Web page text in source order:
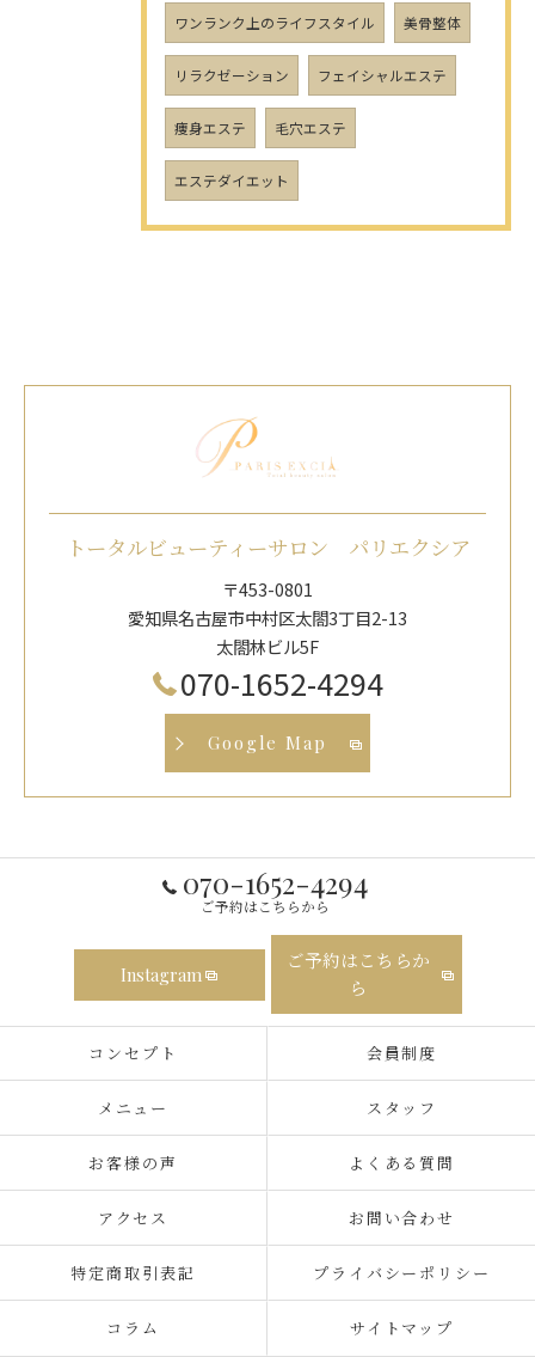
ワンランク上のライフスタイル 美骨整体
リラクゼーション フェイシャルエステ
痩身エステ 毛穴エステ
エステダイエット
トータルビューティーサロン パリエクシア
〒453-0801
愛知県名古屋市中村区太閤3丁目2-13
太閤林ビル5F
070-1652-4294
Google Map
070-1652-4294
ご予約はこちらから
Instagram
ご予約はこちらか
ら
コンセプト 会員制度
メニュー スタッフ
お客様の声 よくある質問
アクセス お問い合わせ
特定商取引表記 プライバシーポリシー
コラム サイトマップ